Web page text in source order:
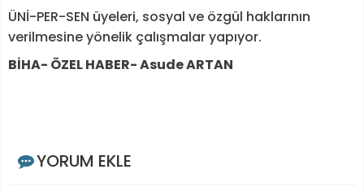
ÜNİ-PER-SEN üyeleri, sosyal ve özgül haklarının
verilmesine yönelik çalışmalar yapıyor.
BİHA- ÖZEL HABER- Asude ARTAN
YORUM EKLE